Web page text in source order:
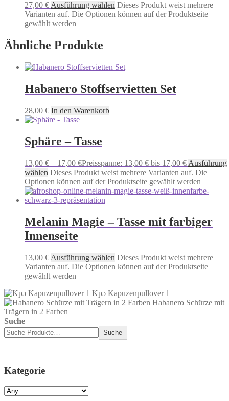
27,00 € Ausführung wählen Dieses Produkt weist mehrere
Varianten auf. Die Optionen können auf der Produktseite
gewählt werden
Ähnliche Produkte
Habanero Stoffservietten Set
28,00 € In den Warenkorb
Sphäre – Tasse
13,00 € – 17,00 €Preisspanne: 13,00 € bis 17,00 € Ausführung
wählen Dieses Produkt weist mehrere Varianten auf. Die
Optionen können auf der Produktseite gewählt werden
Melanin Magie – Tasse mit farbiger
Innenseite
13,00 € Ausführung wählen Dieses Produkt weist mehrere
Varianten auf. Die Optionen können auf der Produktseite
gewählt werden
Kpɔ Kapuzenpullover 1
Habanero Schürze mit
Trägern in 2 Farben
Suche
Suche
Kategorie